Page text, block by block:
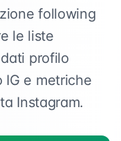
following
le liste
profilo
IG e metriche
Instagram.